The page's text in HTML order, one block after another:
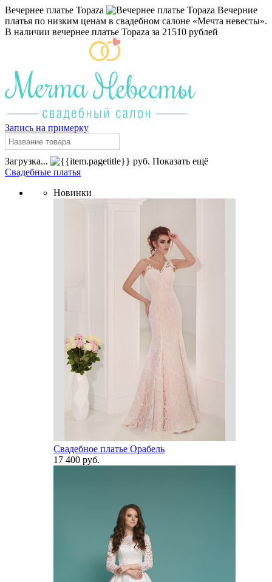
Вечернее платье Topaza
Вечерние
платья по низким ценам в свадебном салоне «Мечта невесты».
В наличии вечернее платье Topaza за 21510 рублей
Запись на примерку
Загрузка... руб. Показать ещё
Свадебные платья
Новинки
Свадебное платье Орабель
17 400 руб.